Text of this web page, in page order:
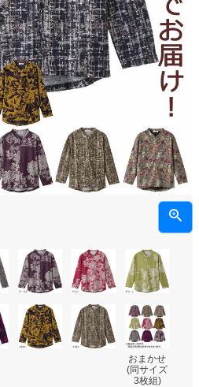
おまかせ
(同サイズ
3枚組)